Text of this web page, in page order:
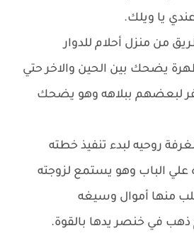
يا ويلك.
من منزل أحلام للدوار
يضحك بين الحين والاخر حتي
لبعضهم ببلاهه وهو يضحك
روحيه لبدء تنفيذ خطته
علي الباب وهو يستمع لزوجته
منها أموال وسيغه
في خنصر يدها بالقوة.